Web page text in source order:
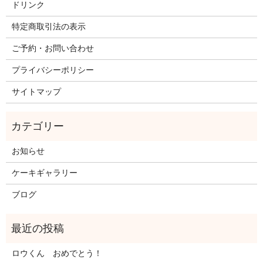
ドリンク
特定商取引法の表示
ご予約・お問い合わせ
プライバシーポリシー
サイトマップ
お知らせ
ケーキギャラリー
ブログ
ロウくん おめでとう！